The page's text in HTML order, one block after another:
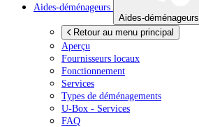
Aides-déménageurs
Aides-déménageurs
Retour au menu principal
Aperçu
Fournisseurs locaux
Fonctionnement
Services
Types de déménagements
U-Box - Services
FAQ